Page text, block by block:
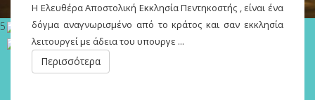
5
Η Ελευθέρα Αποστολική Εκκλησία Πεντηκοστής , είναι ένα
δόγμα αναγνωρισμένο από το κράτος και σαν εκκλησία
λειτουργεί με άδεια του υπουργε ...
Περισσότερα